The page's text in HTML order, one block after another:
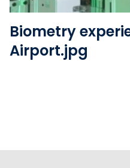
Biometry
Airport.jpg